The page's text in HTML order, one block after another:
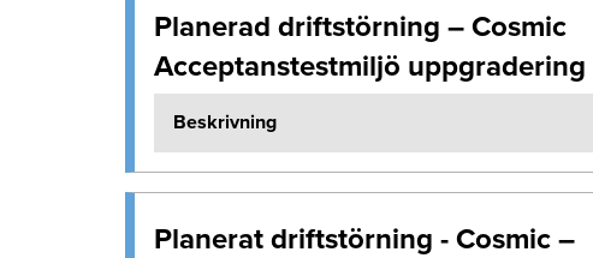
Planerad driftstörning – Cosmic
Acceptanstestmiljö uppgradering
Beskrivning
Planerat driftstörning - Cosmic –